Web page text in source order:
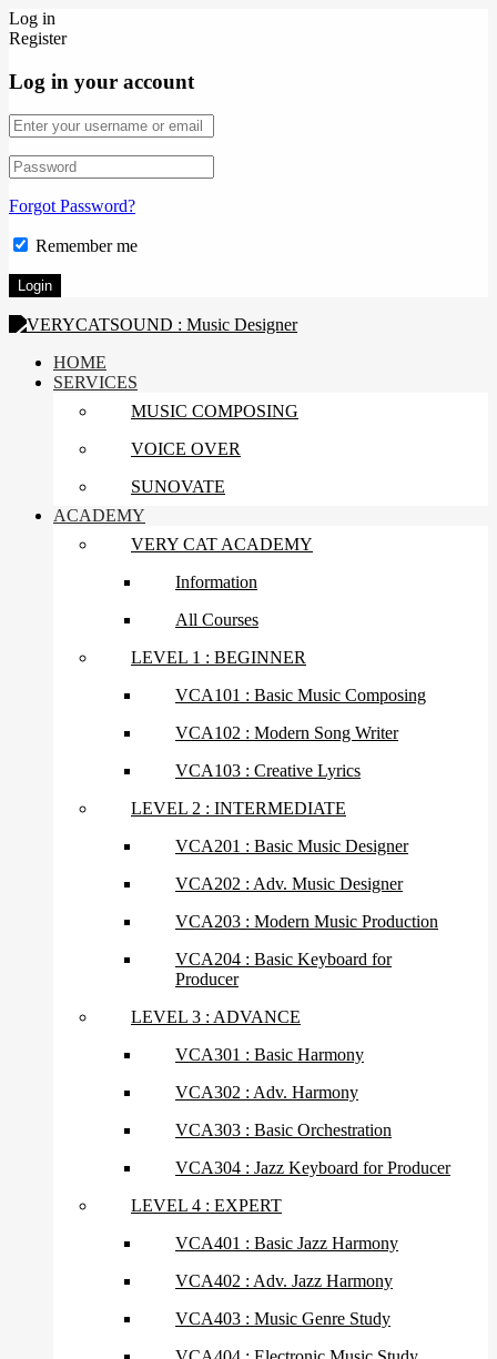
Log in
Register
Log in your account
Forgot Password?
Remember me
HOME
SERVICES
MUSIC COMPOSING
VOICE OVER
SUNOVATE
ACADEMY
VERY CAT ACADEMY
Information
All Courses
LEVEL 1 : BEGINNER
VCA101 : Basic Music Composing
VCA102 : Modern Song Writer
VCA103 : Creative Lyrics
LEVEL 2 : INTERMEDIATE
VCA201 : Basic Music Designer
VCA202 : Adv. Music Designer
VCA203 : Modern Music Production
VCA204 : Basic Keyboard for
Producer
LEVEL 3 : ADVANCE
VCA301 : Basic Harmony
VCA302 : Adv. Harmony
VCA303 : Basic Orchestration
VCA304 : Jazz Keyboard for Producer
LEVEL 4 : EXPERT
VCA401 : Basic Jazz Harmony
VCA402 : Adv. Jazz Harmony
VCA403 : Music Genre Study